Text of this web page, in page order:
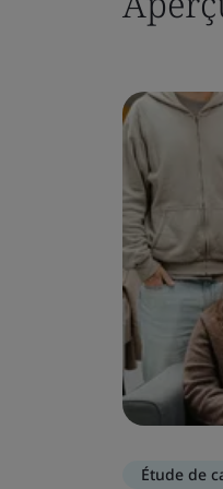
Étude de